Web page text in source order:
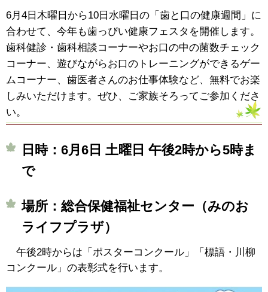
6月4日木曜日から10日水曜日の「歯と口の健康週間」に
合わせて、今年も歯っぴい健康フェスタを開催します。
歯科健診・歯科相談コーナーやお口の中の菌数チェック
コーナー、遊びながらお口のトレーニングができるゲー
ムコーナー、歯医者さんのお仕事体験など、無料でお楽
しみいただけます。ぜひ、ご家族そろってご参加くださ
い。
日時：6月6日 土曜日 午後2時から5時ま
で
場所：総合保健福祉センター（みのお
ライフプラザ）
午後2時からは「ポスターコンクール」「標語・川柳
コンクール」の表彰式を行います。